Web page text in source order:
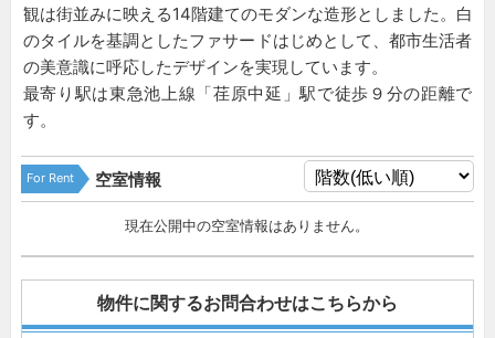
観は街並みに映える14階建てのモダンな造形としました。白
のタイルを基調としたファサードはじめとして、都市生活者
の美意識に呼応したデザインを実現しています。
最寄り駅は東急池上線「荏原中延」駅で徒歩９分の距離で
す。
For Rent 空室情報
現在公開中の空室情報はありません。
物件に関するお問合わせはこちらから